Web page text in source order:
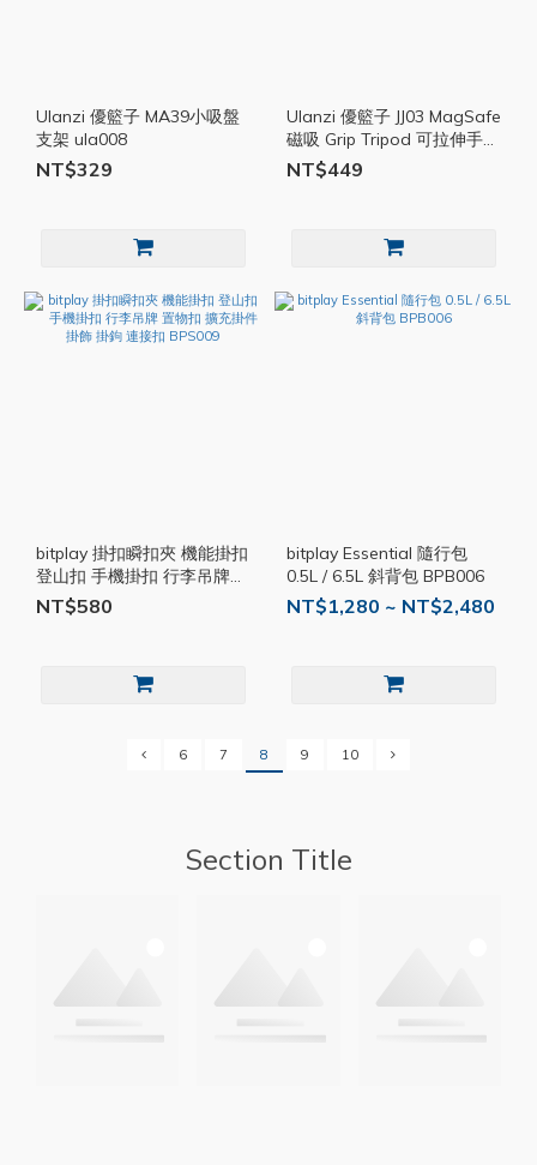
Ulanzi 優籃子 MA39小吸盤
支架 ula008
NT$329
Ulanzi 優籃子 JJ03 MagSafe
磁吸 Grip Tripod 可拉伸手柄
三腳架 ula004
NT$449
bitplay 掛扣瞬扣夾 機能掛扣
登山扣 手機掛扣 行李吊牌
置物扣 擴充掛件 掛飾 掛鉤
連接扣 BPS009
NT$580
bitplay Essential 隨行包
0.5L / 6.5L 斜背包 BPB006
NT$1,280 ~ NT$2,480
6 7 8 9 10
Section Title